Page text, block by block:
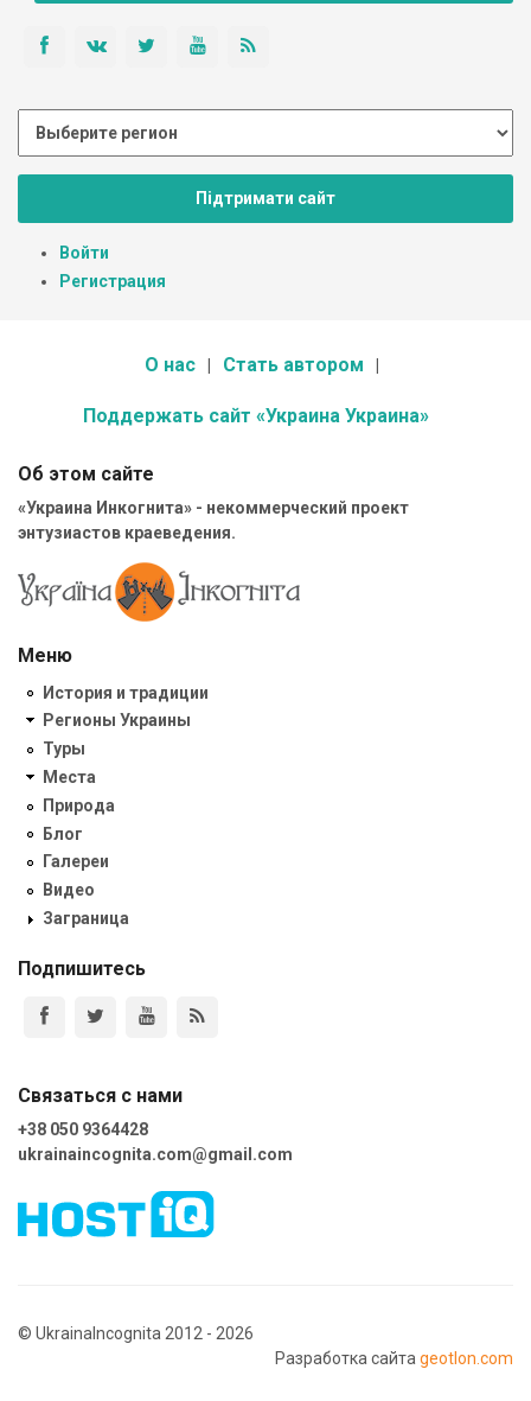
Підтримати сайт
Войти
Регистрация
О нас Стать автором
Поддержать сайт «Украина Украина»
Об этом сайте
«Украина Инкогнита» - некоммерческий проект
энтузиастов краеведения.
Меню
История и традиции
Регионы Украины
Туры
Места
Природа
Блог
Галереи
Видео
Заграница
Подпишитесь
Связаться с нами
+38 050 9364428
ukrainaincognita.com@gmail.com
© UkrainaIncognita 2012 - 2026
Разработка сайтаgeotlon.com